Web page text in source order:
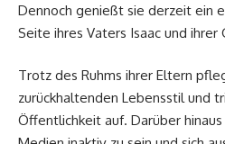
Dennoch genießt sie derzeit ein
Seite ihres Vaters Isaac und ihrer
Trotz des Ruhms ihrer Eltern
zurückhaltenden Lebensstil und
Öffentlichkeit auf. Darüber